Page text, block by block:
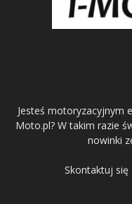
Jesteś motoryzacyjnym
Moto.pl? W takim razie
nowinki
Skontaktuj się